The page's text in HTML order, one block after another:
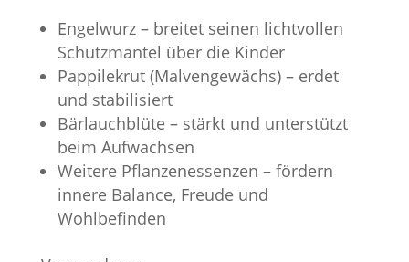
Engelwurz – breitet seinen lichtvollen
Schutzmantel über die Kinder
Pappilekrut (Malvengewächs) – erdet
und stabilisiert
Bärlauchblüte – stärkt und unterstützt
beim Aufwachsen
Weitere Pflanzenessenzen – fördern
innere Balance, Freude und
Wohlbefinden